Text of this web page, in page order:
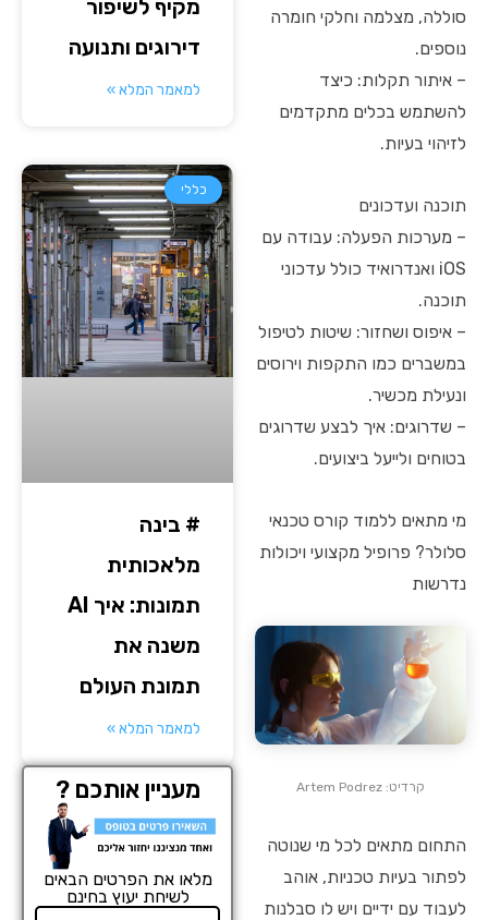
סוללה, מצלמה וחלקי חומרה
נוספים.
– איתור תקלות: כיצד
להשתמש בכלים מתקדמים
לזיהוי בעיות.
תוכנה ועדכונים
– מערכות הפעלה: עבודה עם
iOS ואנדרואיד כולל עדכוני
תוכנה.
– איפוס ושחזור: שיטות לטיפול
במשברים כמו התקפות וירוסים
ונעילת מכשיר.
– שדרוגים: איך לבצע שדרוגים
בטוחים ולייעל ביצועים.
מי מתאים ללמוד קורס טכנאי
סלולר? פרופיל מקצועי ויכולות
נדרשות
קרדיט: Artem Podrez
התחום מתאים לכל מי שנוטה
לפתור בעיות טכניות, אוהב
לעבוד עם ידיים ויש לו סבלנות
מקיף לשיפור
דירוגים ותנועה
למאמר המלא »
כללי
# בינה
מלאכותית
תמונות: איך AI
משנה את
תמונת העולם
למאמר המלא »
מעניין אותכם ?
מלאו את הפרטים הבאים
לשיחת יעוץ בחינם